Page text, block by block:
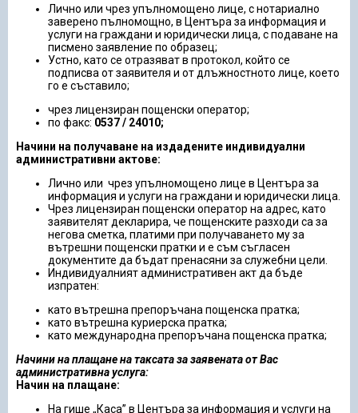
Лично или чрез упълномощено лице, с нотариално
заверено пълномощно, в Центъра за информация и
услуги на граждани и юридически лица, с подаване на
писмено заявление по образец;
Устно, като се отразяват в протокол, който се
подписва от заявителя и от длъжностното лице, което
го е съставило;
чрез лицензиран пощенски оператор;
по факс: 0537 / 24010;
Начини на получаване на издадените индивидуални
административни актове:
Лично или чрез упълномощено лице в Центъра за
информация и услуги на граждани и юридически лица.
Чрез лицензиран пощенски оператор на адрес, като
заявителят декларира, че пощенските разходи са за
негова сметка, платими при получаването му за
вътрешни пощенски пратки и е съм съгласен
документите да бъдат пренасяни за служебни цели.
Индивидуалният административен акт да бъде
изпратен:
като вътрешна препоръчана пощенска пратка;
като вътрешна куриерска пратка;
като международна препоръчана пощенска пратка;
Начини на плащане на таксата за заявената от Вас
административна услуга:
Начин на плащане:
На гише „Каса” в Центъра за информация и услуги на